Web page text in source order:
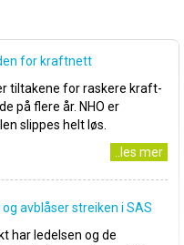
for kraftnett
tiltakene for raskere kraft-
på flere år. NHO er
slippes helt løs.
..les mer
avblåser streiken i SAS
har ledelsen og de